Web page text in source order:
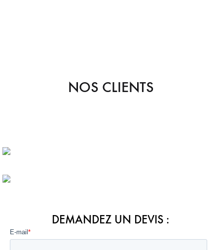
NOS CLIENTS
DEMANDEZ UN DEVIS :